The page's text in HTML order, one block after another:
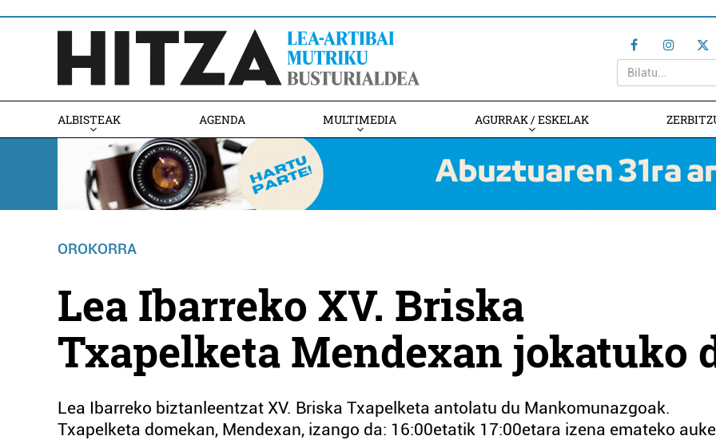
ALBISTEAK AGENDA MULTIMEDIA AGURRAK / ESKELAK
OROKORRA
Lea Ibarreko XV. Briska
Txapelketa Mendexan jokatuko
Lea Ibarreko biztanleentzat XV. Briska Txapelketa antolatu du Mankomunazgoak.
Txapelketa domekan, Mendexan, izango da: 16:00etatik 17:00etara izena emateko